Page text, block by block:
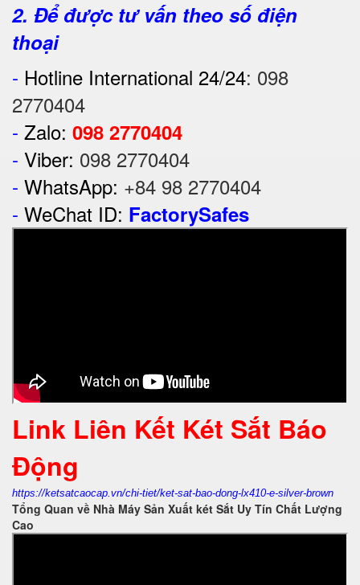
2. Để được tư vấn theo số điện
thoại
- Hotline International 24/24: 098
2770404
- Zalo: 098 2770404
- Viber: 098 2770404
- WhatsApp: +84 98 2770404
- WeChat ID: FactorySafes
Link Liên Kết Két Sắt Báo
Động
https://ketsatcaocap.vn/chi-tiet/ket-sat-bao-dong-lx410-e-silver-brown
Tổng Quan về Nhà Máy Sản Xuất két Sắt Uy Tín Chất Lượng
Cao